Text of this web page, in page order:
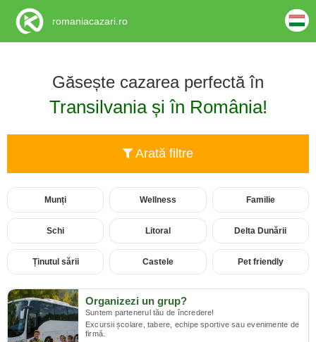
Găsește cazarea perfectă în
Transilvania și în România!
Arată filtre
Munți Wellness Familie
Schi Litoral Delta Dunării
Ținutul sării Castele Pet friendly
Organizezi un grup?
Suntem partenerul tău de încredere!
Excursii școlare, tabere, echipe sportive sau evenimente de
firmă.
romaniacazari.ro